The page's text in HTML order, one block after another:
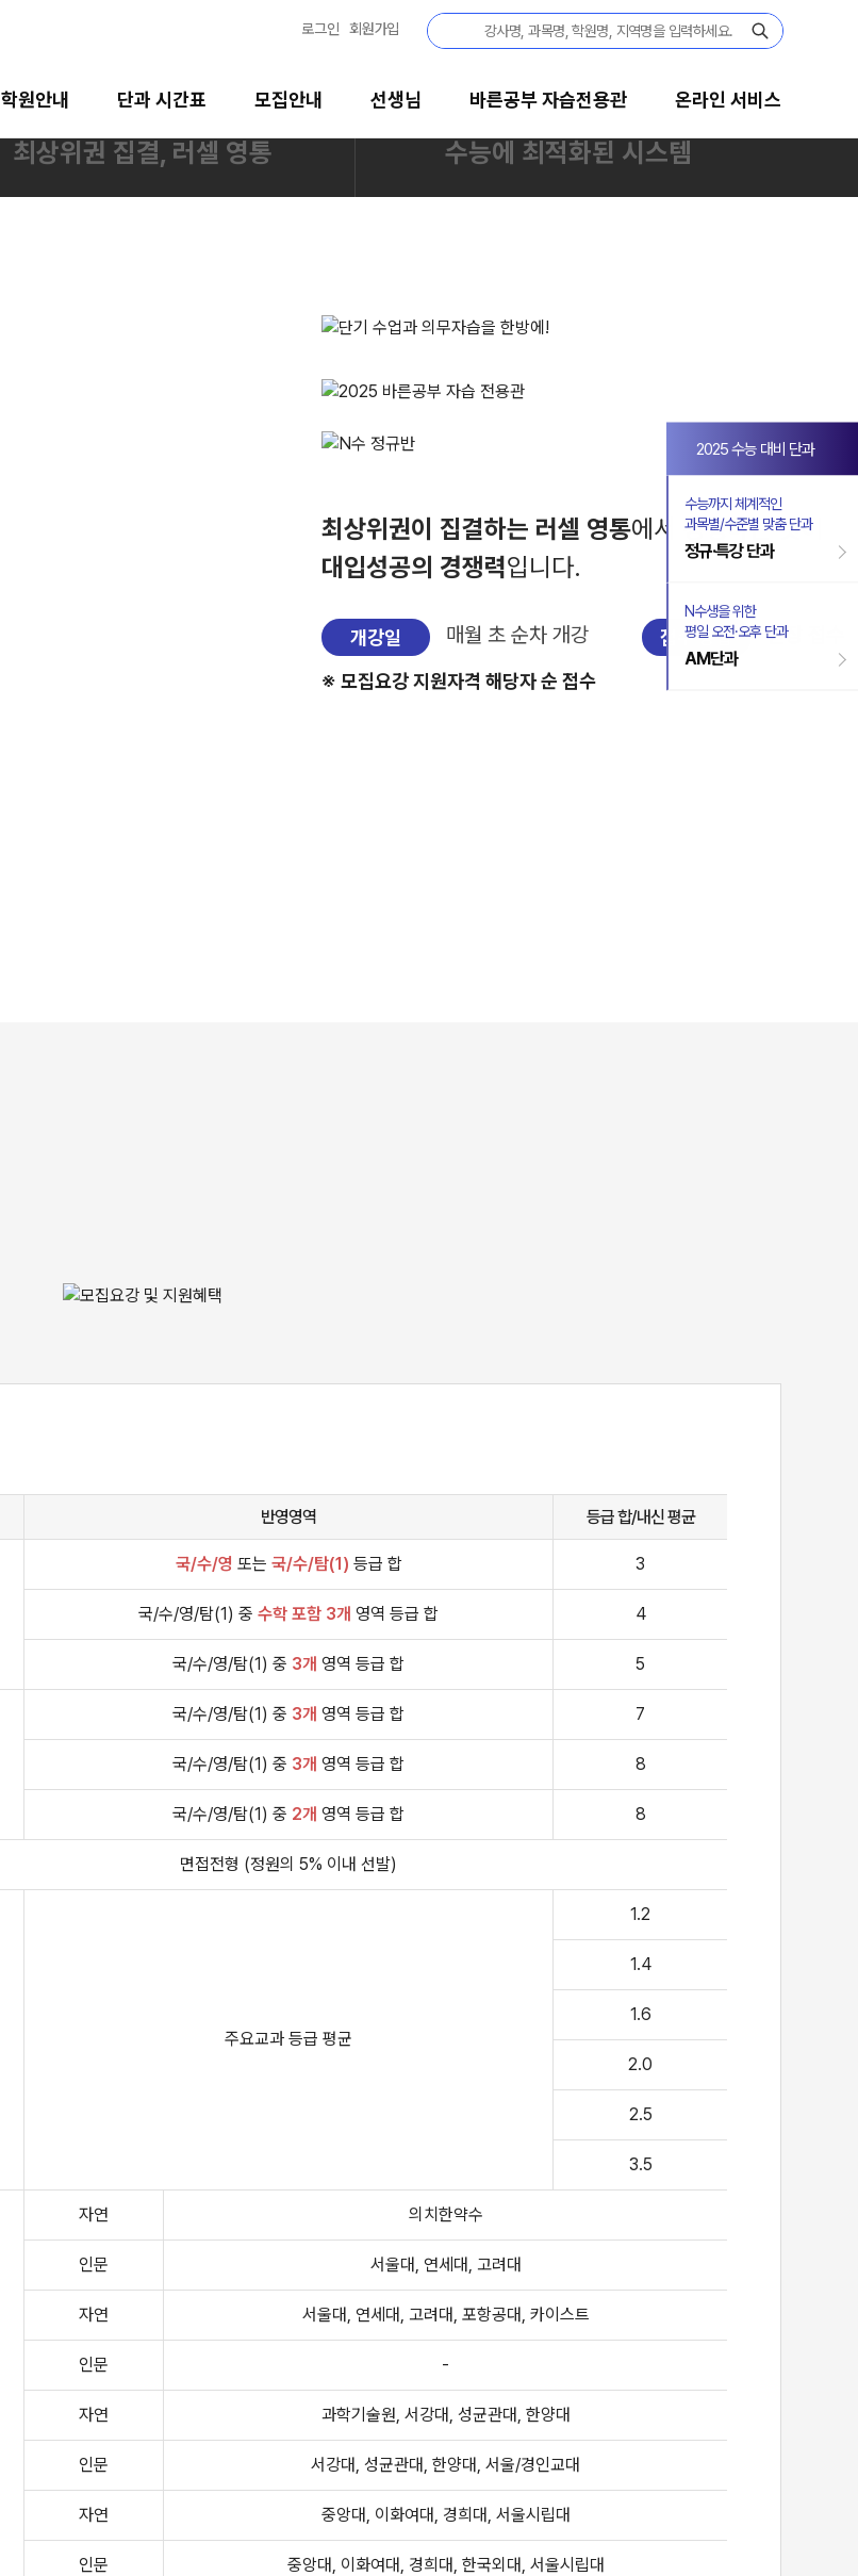
로그인 회원가입
학원안내 단과 시간표 모집안내 선생님 바른공부 자습전용관 온라인 서비스
최상위권이 집결하는 러셀 영통에서 경쟁하는 것이
대입성공의 경쟁력입니다.
개강일 매월 초 순차 개강 접수 방법 현장 접수
※ 모집요강 지원자격 해당자 순 접수
2025 수능 대비 단과
수능까지 체계적인
과목별/수준별 맞춤 단과
정규·특강 단과
N수생을 위한
평일 오전·오후 단과
AM단과
최상위권 집결, 러셀 영통 수능에 최적화된 시스템
반영영역 등급 합/내신 평균
국/수/영 또는 국/수/탐(1) 등급 합 3
국/수/영/탐(1) 중 수학 포함 3개 영역 등급 합 4
국/수/영/탐(1) 중 3개 영역 등급 합 5
국/수/영/탐(1) 중 3개 영역 등급 합 7
국/수/영/탐(1) 중 3개 영역 등급 합 8
국/수/영/탐(1) 중 2개 영역 등급 합 8
면접전형 (정원의 5% 이내 선발)
주요교과 등급 평균
1.2
1.4
1.6
2.0
2.5
3.5
자연 의치한약수
인문 서울대, 연세대, 고려대
자연 서울대, 연세대, 고려대, 포항공대, 카이스트
인문 -
자연 과학기술원, 서강대, 성균관대, 한양대
인문 서강대, 성균관대, 한양대, 서울/경인교대
자연 중앙대, 이화여대, 경희대, 서울시립대
인문 중앙대, 이화여대, 경희대, 한국외대, 서울시립대